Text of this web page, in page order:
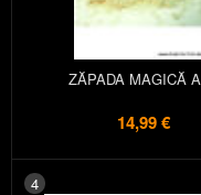
ZĂPADA MAGICĂ
14,99 €
4